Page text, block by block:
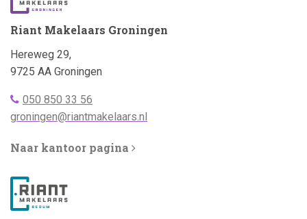
Riant Makelaars Groningen
Adres:
Hereweg 29,
9725 AA Groningen
Telefoonnummer
bellen:
050 850 33 56
Emailadres:
groningen@riantmakelaars.nl
Naar kantoor pagina